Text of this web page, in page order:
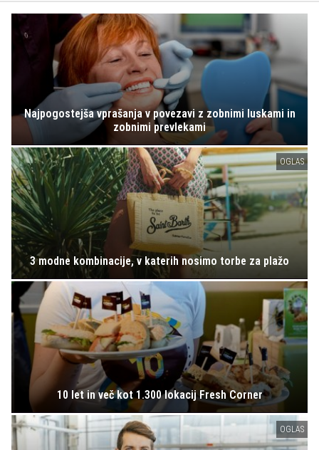
Najpogostejša vprašanja v povezavi z zobnimi luskami in
zobnimi prevlekami
OGLAS
3 modne kombinacije, v katerih nosimo torbe za plažo
10 let in več kot 1.300 lokacij Fresh Corner
OGLAS